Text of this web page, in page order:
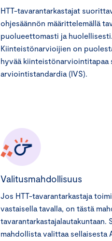
HTT-tavarantarkastajat
ohjesäännön määrittelemällä
puolueettomasti ja huolellisesti.
Kiinteistönarvioijien on
hyvää kiinteistönarviointitapaa
arviointistandardia (IVS).
Valitusmahdollisuus
Jos HTT-tavarantarkastaja
vastaisella tavalla, on tästä
tavarantarkastajalautakuntaan.
mahdollista valittaa sellaisesta